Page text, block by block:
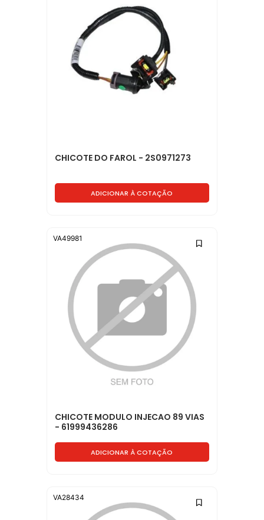
CHICOTE DO FAROL - 2S0971273
ADICIONAR À COTAÇÃO
CHICOTE MODULO INJECAO 89 VIAS
- 61999436286
ADICIONAR À COTAÇÃO
VA49981
VA28434